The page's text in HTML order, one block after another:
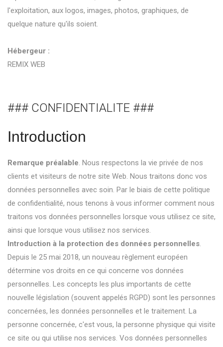
l'exploitation, aux logos, images, photos, graphiques, de
quelque nature qu'ils soient.
Hébergeur :
REMIX WEB
### CONFIDENTIALITE ###
Introduction
Remarque préalable. Nous respectons la vie privée de nos
clients et visiteurs de notre site Web. Nous traitons donc vos
données personnelles avec soin. Par le biais de cette politique
de confidentialité, nous tenons à vous informer comment nous
traitons vos données personnelles lorsque vous utilisez ce site,
ainsi que lorsque vous utilisez nos services.
Introduction à la protection des données personnelles.
Depuis le 25 mai 2018, un nouveau règlement européen
détermine vos droits en ce qui concerne vos données
personnelles. Les concepts les plus importants de cette
nouvelle législation (souvent appelés RGPD) sont les personnes
concernées, les données personnelles et le traitement. La
personne concernée, c'est vous, la personne physique qui visite
ce site ou qui utilise nos services. Vos données personnelles